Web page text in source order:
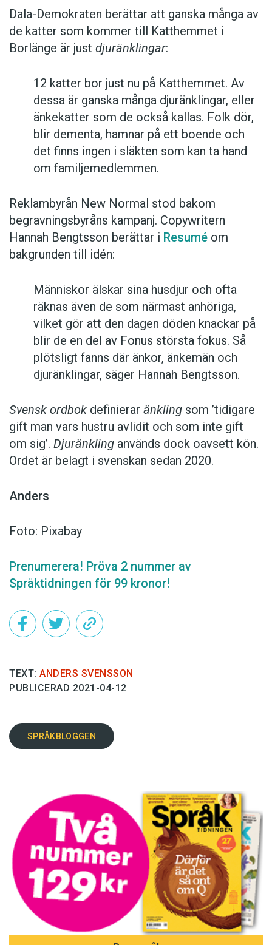
Dala-Demokraten berättar att ganska många av
de katter som kommer till Katthemmet i
Borlänge är just djuränklingar:
12 katter bor just nu på Katthemmet. Av
dessa är ganska många djuränklingar, eller
änkekatter som de också kallas. Folk dör,
blir dementa, hamnar på ett boende och
det finns ingen i släkten som kan ta hand
om familjemedlemmen.
Reklambyrån New Normal stod bakom
begravningsbyråns kampanj. Copywritern
Hannah Bengtsson berättar i Resumé om
bakgrunden till idén:
Människor älskar sina husdjur och ofta
räknas även de som närmast anhöriga,
vilket gör att den dagen döden knackar på
blir de en del av Fonus största fokus. Så
plötsligt fanns där änkor, änkemän och
djuränklingar, säger Hannah Bengtsson.
Svensk ordbok definierar änkling som ’tidigare
gift man vars hustru av­lidit och som inte gift
om sig’. Djuränkling används dock oavsett kön.
Ordet är belagt i svenskan sedan 2020.
Anders
Foto: Pixabay
Prenumerera! Pröva 2 nummer av
Språktidningen för 99 kronor!
TEXT: ANDERS SVENSSON
PUBLICERAD 2021-04-12
SPRÅKBLOGGEN